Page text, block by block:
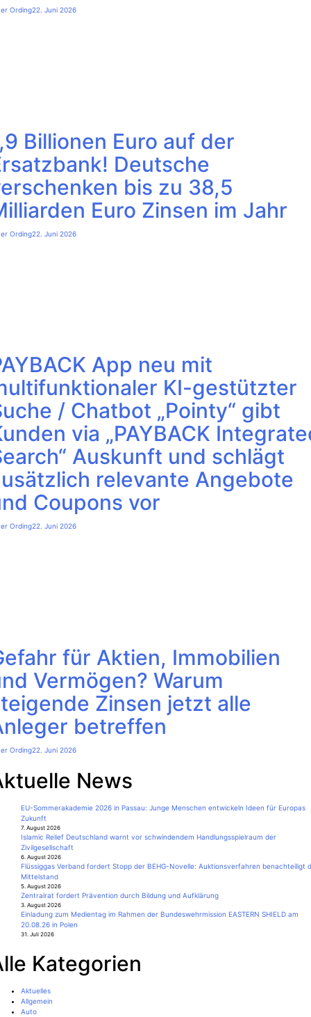
Ording22. Juni 2026
Billionen Euro auf der
Deutsche
bis zu 38,5
Euro Zinsen im Jahr
Ording22. Juni 2026
App neu mit
KI-gestützter
/ Chatbot „Pointy“ gibt
via „PAYBACK
Auskunft und schlägt
relevante Angebote
Coupons vor
Ording22. Juni 2026
für Aktien, Immobilien
Vermögen? Warum
Zinsen jetzt alle
betreffen
Ording22. Juni 2026
News
EU-Sommerakademie 2026 in Passau: Junge Menschen entwickeln Ideen für Europas
Zukunft
7. August 2026
Islamic Relief Deutschland warnt vor schwindendem Handlungsspielraum der
Zivilgesellschaft
6. August 2026
Flüssiggas Verband fordert Stopp der BEHG-Novelle: Auktionsverfahren benachteiligt
Mittelstand
5. August 2026
Zentralrat fordert Prävention durch Bildung und Aufklärung
3. August 2026
Einladung zum Medientag im Rahmen der Bundeswehrmission EASTERN SHIELD am
20.08.26 in Polen
31. Juli 2026
Kategorien
Aktuelles
Allgemein
Auto